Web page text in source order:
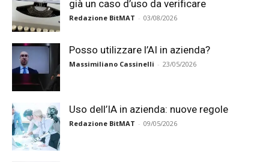
già un caso d’uso da verificare
Redazione BitMAT - 03/08/2026
Posso utilizzare l’AI in azienda?
Massimiliano Cassinelli - 23/05/2026
Uso dell’IA in azienda: nuove regole
Redazione BitMAT - 09/05/2026